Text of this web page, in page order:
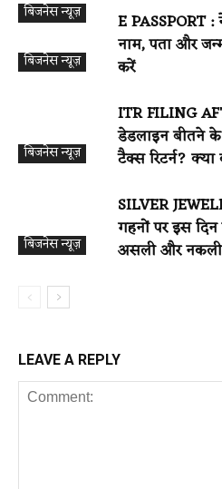
बिजनेस न्यूज़
बिजनेस न्यूज़
बिजनेस न्यूज़
E PASSPORT :
नाम, पता और
करें
बिजनेस न्यूज़
ITR FILING
डेडलाइन बीतने
टैक्स रिटर्न?
SILVER
गहनों पर इस
असली और नकली
LEAVE A REPLY